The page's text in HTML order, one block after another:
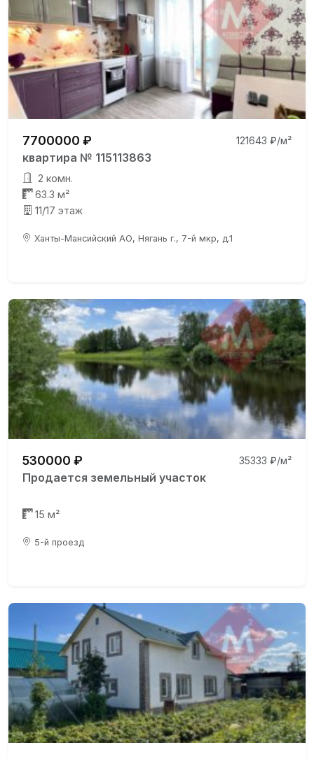
7700000 ₽ 121643 ₽/м²
квартира № 115113863
2 комн.
63.3 м²
11/17 этаж
Ханты-Мансийский АО, Нягань г., 7-й мкр, д.1
530000 ₽ 35333 ₽/м²
Продается земельный участок
15 м²
5-й проезд